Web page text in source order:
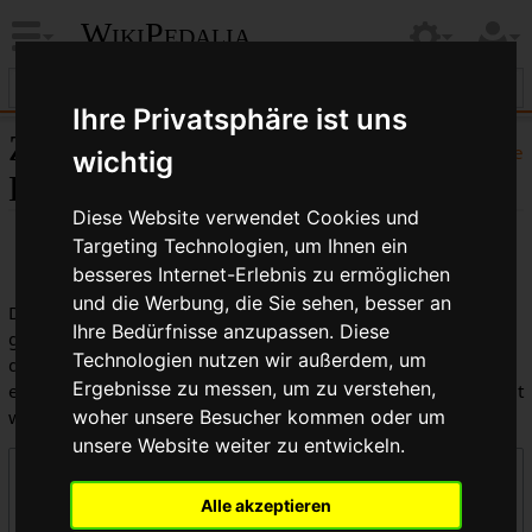
Ihre Privatsphäre ist uns
wichtig
Diese Website verwendet Cookies und
Targeting Technologien, um Ihnen ein
besseres Internet-Erlebnis zu ermöglichen
und die Werbung, die Sie sehen, besser an
Ihre Bedürfnisse anzupassen. Diese
Technologien nutzen wir außerdem, um
Ergebnisse zu messen, um zu verstehen,
woher unsere Besucher kommen oder um
unsere Website weiter zu entwickeln.
Alle akzeptieren
WikiPedalia
Hilfe
Zentrale öffentliche
Logbücher
Dies ist die kombinierte Anzeige aller in WikiPedalia
geführten Logbücher. Die Ausgabe kann durch die Auswahl
des Logbuchtyps, des Benutzers oder des Seitentitels
eingeschränkt werden (Groß-/Kleinschreibung muss beachtet
werden).
Logbücher
Zentrale öffentliche Logbücher